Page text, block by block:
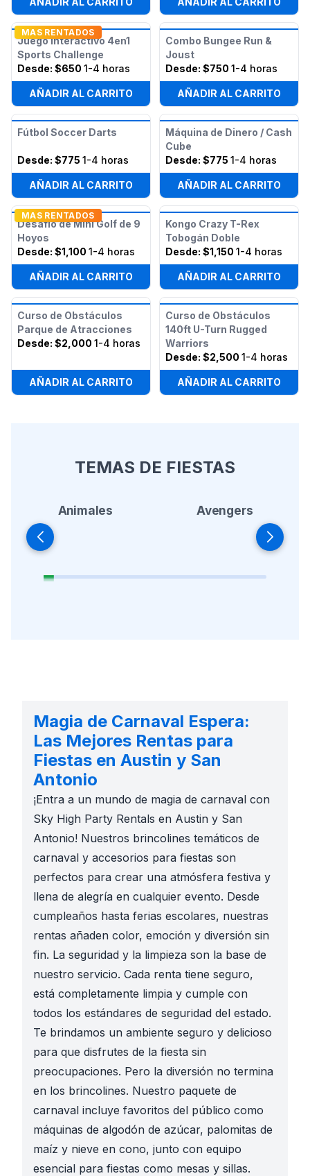
MAS RENTADOS
Juego Interactivo 4en1
Sports Challenge
Desde: $650 1-4 horas
AÑADIR AL CARRITO
Combo Bungee Run &
Joust
Desde: $750 1-4 horas
AÑADIR AL CARRITO
Fútbol Soccer Darts
Desde: $775 1-4 horas
AÑADIR AL CARRITO
Máquina de Dinero / Cash
Cube
Desde: $775 1-4 horas
AÑADIR AL CARRITO
MAS RENTADOS
Desafío de Mini Golf de 9
Hoyos
Desde: $1,100 1-4 horas
AÑADIR AL CARRITO
Kongo Crazy T-Rex
Tobogán Doble
Desde: $1,150 1-4 horas
AÑADIR AL CARRITO
Curso de Obstáculos
Parque de Atracciones
Desde: $2,000 1-4 horas
AÑADIR AL CARRITO
Curso de Obstáculos
140ft U-Turn Rugged
Warriors
Desde: $2,500 1-4 horas
AÑADIR AL CARRITO
TEMAS DE FIESTAS
Animales Avengers
Magia de Carnaval Espera:
Las Mejores Rentas para
Fiestas en Austin y San
Antonio
¡Entra a un mundo de magia de carnaval con
Sky High Party Rentals en Austin y San
Antonio! Nuestros brincolines temáticos de
carnaval y accesorios para fiestas son
perfectos para crear una atmósfera festiva y
llena de alegría en cualquier evento. Desde
cumpleaños hasta ferias escolares, nuestras
rentas añaden color, emoción y diversión sin
fin. La seguridad y la limpieza son la base de
nuestro servicio. Cada renta tiene seguro,
está completamente limpia y cumple con
todos los estándares de seguridad del estado.
Te brindamos un ambiente seguro y delicioso
para que disfrutes de la fiesta sin
preocupaciones. Pero la diversión no termina
en los brincolines. Nuestro paquete de
carnaval incluye favoritos del público como
máquinas de algodón de azúcar, palomitas de
maíz y nieve en cono, junto con equipo
esencial para fiestas como mesas y sillas.